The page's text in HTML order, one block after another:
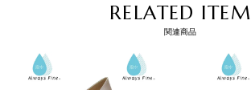
RELATED ITEM
関連商品